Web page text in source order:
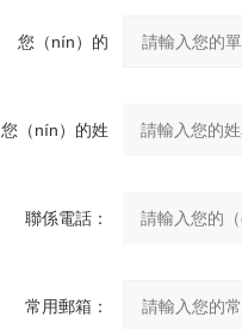
您（nín）的
您（nín）的姓
聯係電話：
常用郵箱：